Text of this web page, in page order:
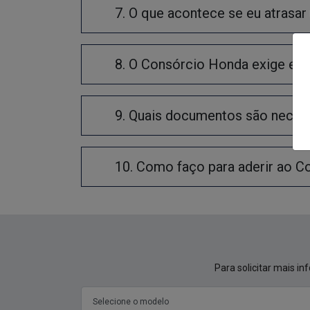
7. O que acontece se eu
8. O Consórcio Honda exige
9. Quais documentos são
10. Como faço para aderir ao
Para solicitar mais